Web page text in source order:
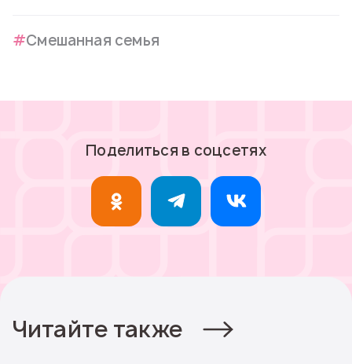
Смешанная семья
Поделиться в соцсетях
Читайте также